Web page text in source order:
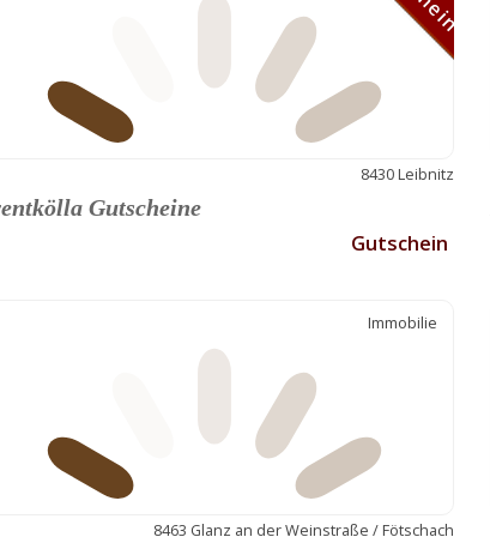
8430 Leibnitz
Gutscheine
Gutschein
Immobilie
8463 Glanz an der Weinstraße / Fötschach